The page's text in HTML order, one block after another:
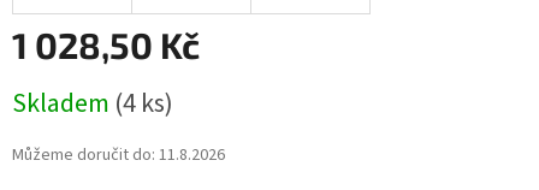
1 028,50 Kč
cena:
Skladem (4 ks)
Můžeme doručit do: 11.8.2026